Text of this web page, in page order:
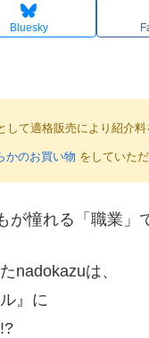
Bluesky
て適格販売により紹介
かのお買い物 をしていた
憧れる「職業」
nadokazuは、
』に